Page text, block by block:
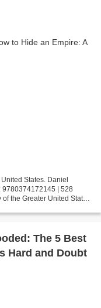
States. Daniel
9780374172145 | 528
the Greater United States
The 5 Best
Hard and Doubt